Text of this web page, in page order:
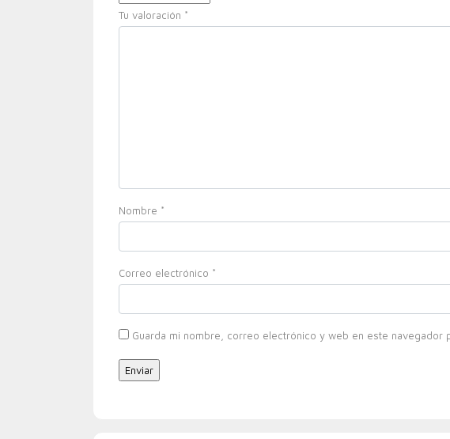
Tu valoración *
Nombre *
Correo electrónico *
Guarda mi nombre, correo electrónico y web en este navegador